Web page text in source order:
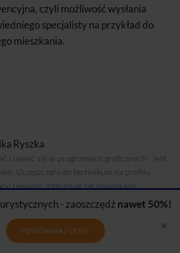
czyli możliwość wysłania
specjalisty na przykład do
mieszkania.
Ryszka
i bawić się w programach graficznych - jest
Uczęszczała do technikum na profilu
reklamy. Interesuje się nowinkami
historią, a w wolnych chwilach
oglądać filmy science-fiction, anime oraz
i komiksy.
- zaoszczędź nawet 50%!
PORÓWNAJ CENY ×